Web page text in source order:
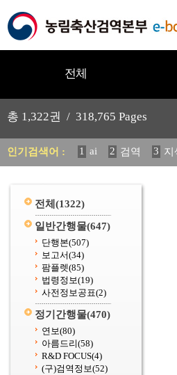
전체
총 1,322권 / 318,765 Pages
인기검색어 : 1 ai 2 검역 3 지
12 중독성 식물 도감
전체 (1322)
일반간행물(647)
단행본(507)
보고서(34)
팜플렛(85)
법령정보(19)
사전정보공표(2)
정기간행물(470)
연보(80)
아름드리(58)
R&D FOCUS(4)
(구)검역정보(52)